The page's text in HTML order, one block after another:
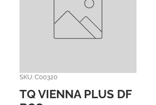
SKU: C00320
TQ VIENNA PLUS DF